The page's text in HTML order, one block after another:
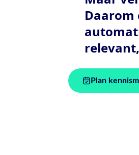
Daarom
Plan